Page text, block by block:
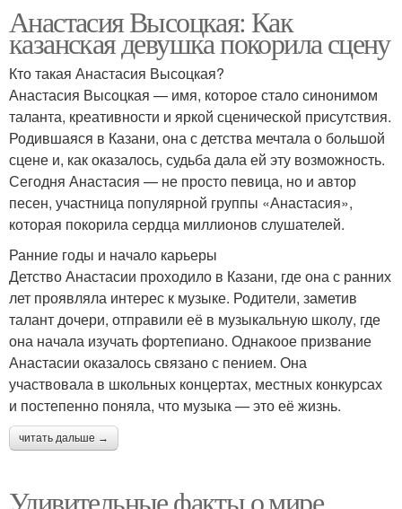
Анастасия Высоцкая: Как
казанская девушка покорила сцену
Кто такая Анастасия Высоцкая?
Анастасия Высоцкая — имя, которое стало синонимом
таланта, креативности и яркой сценической присутствия.
Родившаяся в Казани, она с детства мечтала о большой
сцене и, как оказалось, судьба дала ей эту возможность.
Сегодня Анастасия — не просто певица, но и автор
песен, участница популярной группы «Анастасия»,
которая покорила сердца миллионов слушателей.
Ранние годы и начало карьеры
Детство Анастасии проходило в Казани, где она с ранних
лет проявляла интерес к музыке. Родители, заметив
талант дочери, отправили её в музыкальную школу, где
она начала изучать фортепиано. Однакоое призвание
Анастасии оказалось связано с пением. Она
участвовала в школьных концертах, местных конкурсах
и постепенно поняла, что музыка — это её жизнь.
читать дальше →
Удивительные факты о мире,